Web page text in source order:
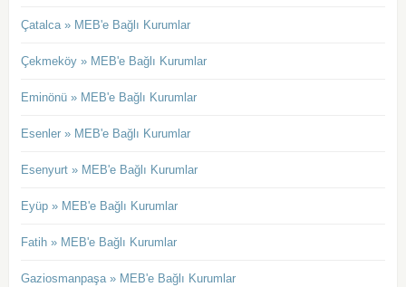
Çatalca » MEB'e Bağlı Kurumlar
Çekmeköy » MEB'e Bağlı Kurumlar
Eminönü » MEB'e Bağlı Kurumlar
Esenler » MEB'e Bağlı Kurumlar
Esenyurt » MEB'e Bağlı Kurumlar
Eyüp » MEB'e Bağlı Kurumlar
Fatih » MEB'e Bağlı Kurumlar
Gaziosmanpaşa » MEB'e Bağlı Kurumlar